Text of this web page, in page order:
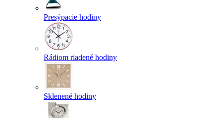
Presýpacie hodiny
Rádiom riadené hodiny
Sklenené hodiny